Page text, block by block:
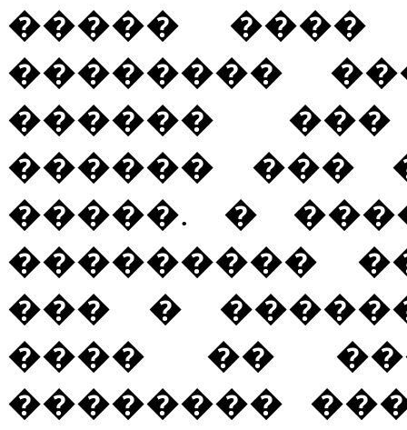
����� ����
��������
������ ���
������ ���
�����. �
���������
��� �
���� ��
��������